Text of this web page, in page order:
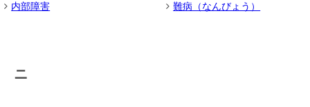
内部障害 難病（なんびょう）
ニ